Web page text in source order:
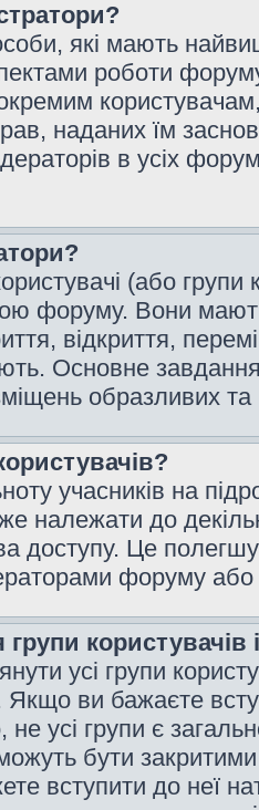
які мають
роботи
наданих їм
в усіх
(або
форуму. Вони
відкриття,
Основне
образливих
учасників на
належати до
доступу. Це
форуму
користувачів
усі групи
ви бажаєте
не усі групи є
бути
вступити до неї